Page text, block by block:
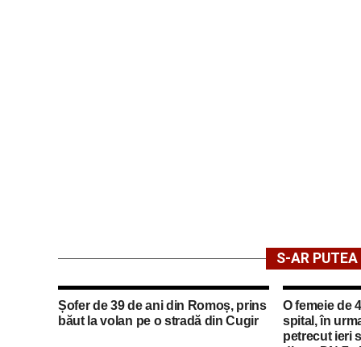
S-AR PUTEA
Șofer de 39 de ani din Romoș, prins
băut la volan pe o stradă din Cugir
O femeie de
spital, în
petrecut ieri